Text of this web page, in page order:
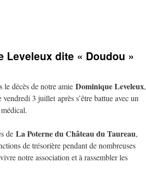
Leveleux dite « Doudou »
le décès de notre amie Dominique Leveleux,
3 juillet après s’être battue avec un
de La Poterne du Château du Taureau,
de trésorière pendant de nombreuses
notre association et à rassembler les